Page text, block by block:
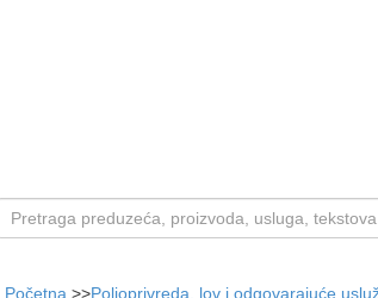
Početna >>Poljoprivreda, lov i odgovarajuće